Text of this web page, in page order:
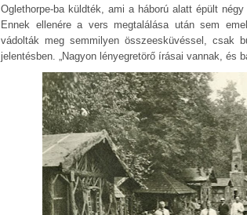
Oglethorpe-ba küldték, ami a háború alatt épült
Ennek ellenére a vers megtalálása után sem
vádolták meg semmilyen összeesküvéssel, csak
jelentésben. „Nagyon lényegretörő írásai vannak, és